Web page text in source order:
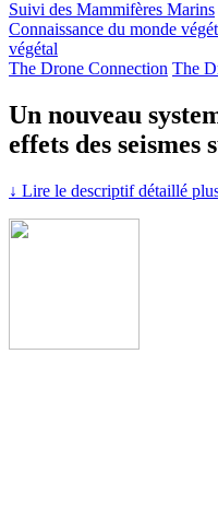
Suivi des Mammifères Marins
Connaissance du monde
végétal
The Drone Connection The
Un nouveau
effets des seismes
↓ Lire le descriptif détaillé